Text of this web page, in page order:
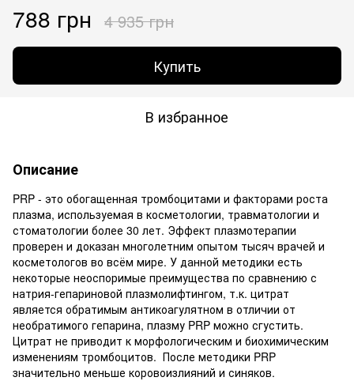
788 грн 4 935 грн
Купить
В избранное
Описание
PRP - это обогащенная тромбоцитами и факторами роста
плазма, используемая в косметологии, травматологии и
стоматологии более 30 лет. Эффект плазмотерапии
проверен и доказан многолетним опытом тысяч врачей и
косметологов во всём мире. У данной методики есть
некоторые неоспоримые преимущества по сравнению с
натрия-гепариновой плазмолифтингом, т.к. цитрат
является обратимым антикоагулятном в отличии от
необратимого гепарина, плазму PRP можно сгустить.
Цитрат не приводит к морфологическим и биохимическим
изменениям тромбоцитов. После методики PRP
значительно меньше коровоизлияний и синяков.